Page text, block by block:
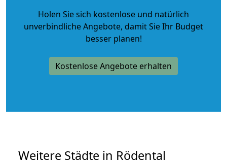
Holen Sie sich kostenlose und natürlich
unverbindliche Angebote, damit Sie Ihr Budget
besser planen!
Kostenlose Angebote erhalten
Weitere Städte in Rödental